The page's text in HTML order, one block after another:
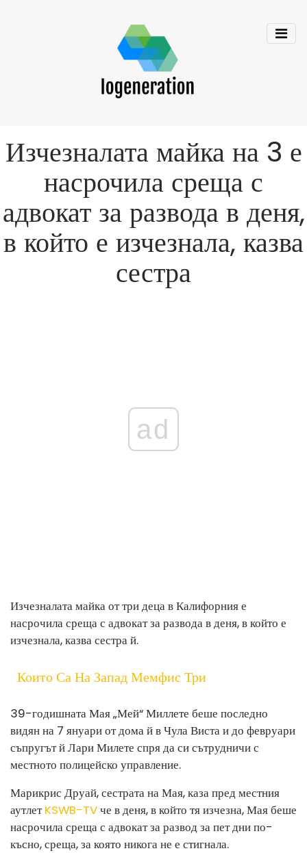
Изчезналата майка на 3 е
насрочила среща с
адвокат за развода в деня,
в който е изчезнала, казва
сестра
ad
Изчезналата майка от три деца в Калифорния е
насрочила среща с адвокат за развода в деня, в който е
изчезнала, казва сестра й.
Които Са На Запад Мемфис Три
39-годишната Мая „Мей“ Миллете беше последно
видянна 7 януари от дома й в Чула Виста и до февруари
съпругът й Лари Милете спря да си сътрудничис
местното полицейско управление.
Марикрис Друай, сестрата на Мая, каза пред местния
аутлет KSWB-TVче в деня, в който тя изчезна, Мая беше
насрочила среща с адвокат за развод за пет дни по-
късно, среща, за която никога не е стигнала.